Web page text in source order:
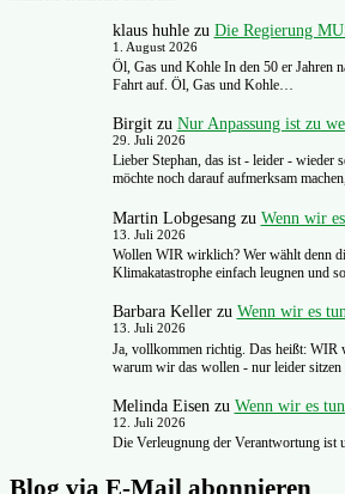
klaus huhlezu Die Regierung
1. August 2026
Öl, Gas und Kohle In den 50 er Jahren
Fahrt auf. Öl, Gas und Kohle…
Birgitzu Nur Anpassung ist zu
29. Juli 2026
Lieber Stephan, das ist - leider - wieder
möchte noch darauf aufmerksam
Martin Lobgesangzu Wenn wir es
13. Juli 2026
Wollen WIR wirklich? Wer wählt denn
Klimakatastrophe einfach leugnen und
Barbara Kellerzu Wenn wir es
13. Juli 2026
Ja, vollkommen richtig. Das heißt: WIR
warum wir das wollen - nur leider sitzen
Melinda Eisen zu Wenn wir es tun.
12. Juli 2026
Die Verleugnung der Verantwortung ist
Blog via E-Mail abonnieren